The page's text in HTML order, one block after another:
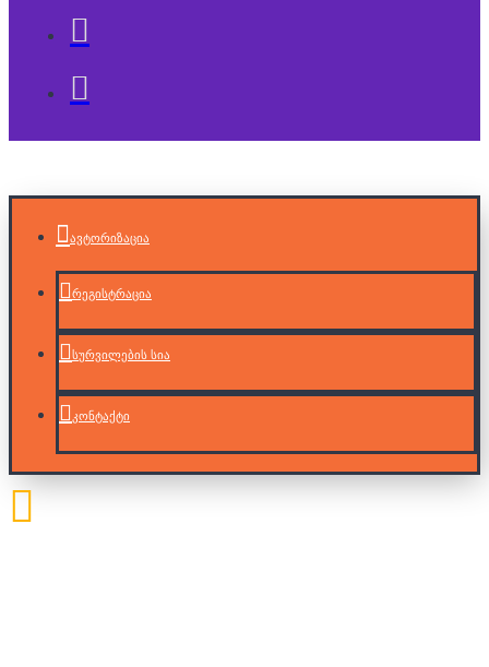
ავტორიზაცია
რეგისტრაცია
სურვილების სია
კონტაქტი